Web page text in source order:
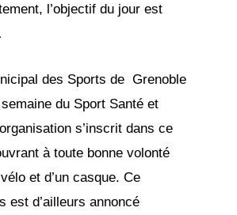
l’objectif du jour est
des Sports de Grenoble
du Sport Santé et
s’inscrit dans ce
à toute bonne volonté
et d’un casque. Ce
est d’ailleurs annoncé